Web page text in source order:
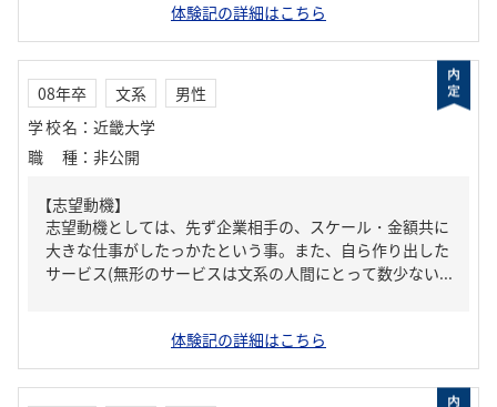
体験記の詳細はこちら
08年卒 文系
男性
学校名 ： 近畿大学
職種 ： 非公開
【志望動機】
志望動機としては、先ず企業相手の、スケール・金額共に
大きな仕事がしたっかたという事。また、自ら作り出した
サービス(無形のサービスは文系の人間にとって数少ない...
体験記の詳細はこちら